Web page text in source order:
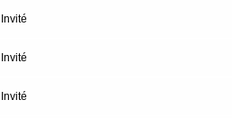
Invité
Invité
Invité